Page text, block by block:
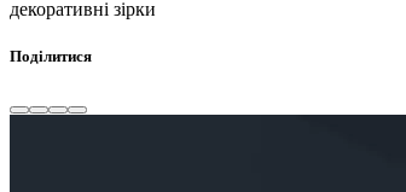
декоративні зірки
Поділитися